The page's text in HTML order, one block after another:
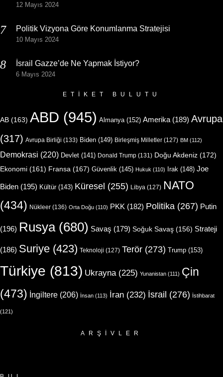
12 Mayıs 2024
Politik Vizyona Göre Konumlanma Stratejisi
10 Mayıs 2024
İsrail Gazze’de Ne Yapmak İstiyor?
6 Mayıs 2024
ETIKET BULUTU
AB (163) ABD (945) Almanya (152) Amerika (189) Avrupa
(317) Avrupa Birliği (133) Biden (149) Birleşmiş Milletler (127) BM (112)
Demokrasi (220) Devlet (141) Donald Trump (131) Doğu Akdeniz (172)
Ekonomi (161) Fransa (167) Güvenlik (145) Hukuk (110) Irak (148) Joe
Biden (195) Kültür(143) Küresel (255) Libya (127) NATO
(434) Nükleer (136) Orta Doğu (110) PKK (182) Politika (267) Putin
(196) Rusya(680) Savaş (179) Soğuk Savaş (156) Strateji
(186) Suriye (423) Teknoloji (127) Terör (273) Trump (153)
Türkiye (813) Ukrayna (225) Yunanistan (111) Çin
(473) İngiltere (206) İnsan (113) İran (232) İsrail (276) İstihbarat
(121)
ARŞIVLER